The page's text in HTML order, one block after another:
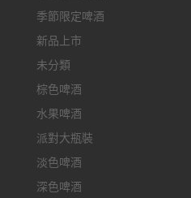
季節限定啤酒
新品上市
未分類
棕色啤酒
水果啤酒
派對大瓶裝
淡色啤酒
深色啤酒